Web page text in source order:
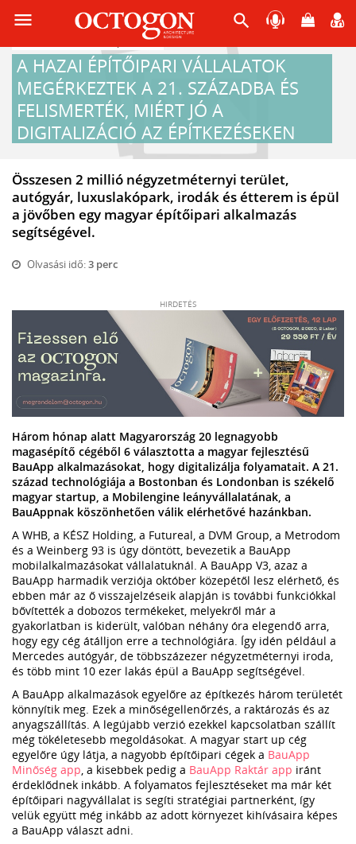
menu search
Építészet
A HAZAI ÉPÍTŐIPARI VÁLLALATOK
MEGÉRKEZTEK A 21. SZÁZADBA ÉS
FELISMERTÉK, MIÉRT JÓ A
DIGITALIZÁCIÓ AZ ÉPÍTKEZÉSEKEN
Összesen 2 millió négyzetméternyi terület,
autógyár, luxuslakópark, irodák és étterem is épül
a jövőben egy magyar építőipari alkalmazás
segítségével.
Olvasási idő:3 perc
HIRDETÉS
Három hónap alatt Magyarország 20 legnagyobb
magasépítő cégéből 6 választotta a magyar fejlesztésű
BauApp alkalmazásokat, hogy digitalizálja folyamatait. A 21.
század technológiája a Bostonban és Londonban is székelő
magyar startup, a Mobilengine leányvállalatának, a
BauAppnak köszönhetően válik elérhetővé hazánkban.
A WHB, a KÉSZ Holding, a Futureal, a DVM Group, a Metrodom
és a Weinberg 93 is úgy döntött, bevezetik a BauApp
mobilalkalmazásokat vállalatuknál. A BauApp V3, azaz a
BauApp harmadik verziója október közepétől lesz elérhető, és
ebben már az ő visszajelzéseik alapján is további funkciókkal
bővítették a dobozos termékeket, melyekről már a
gyakorlatban is kiderült, valóban néhány óra elegendő arra,
hogy egy cég átálljon erre a technológiára. Így idén például a
Mercedes autógyár, de többszázezer négyzetméternyi iroda,
és több mint 10 ezer lakás épül a BauApp segítségével.
A BauApp alkalmazások egyelőre az építkezés három területét
könnyítik meg. Ezek a minőségellenőrzés, a raktározás és az
anyagszállítás. A legújabb verzió ezekkel kapcsolatban szállít
még tökéletesebb megoldásokat. A magyar start up cég
egyelőre úgy látja, a nagyobb építőipari cégek a BauApp
Minőség app, a kisebbek pedig a BauApp Raktár app iránt
érdeklődnek inkább. A folyamatos fejlesztéseket ma már két
építőipari nagyvállalat is segíti stratégiai partnerként, így
velük együtt még inkább az adott környezet kihívásaira képes
a BauApp választ adni.